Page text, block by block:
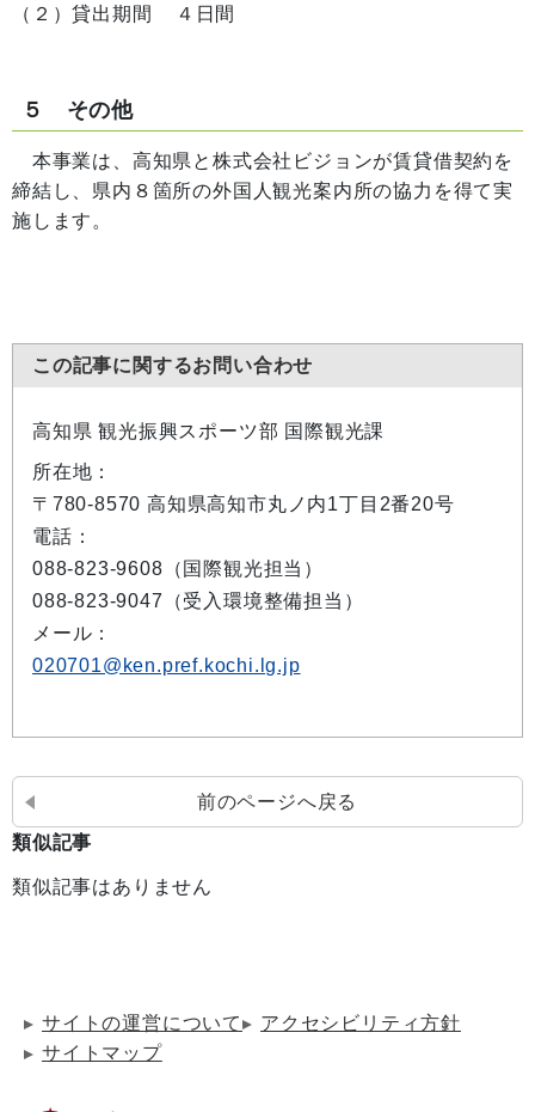
（２）貸出期間 ４日間
５ その他
本事業は、高知県と株式会社ビジョンが賃貸借契約を
締結し、県内８箇所の外国人観光案内所の協力を得て実
施します。
この記事に関するお問い合わせ
高知県 観光振興スポーツ部 国際観光課
所在地：
〒780-8570 高知県高知市丸ノ内1丁目2番20号
電話：
088-823-9608（国際観光担当）
088-823-9047（受入環境整備担当）
メール：
020701@ken.pref.kochi.lg.jp
前のページへ戻る
類似記事
類似記事はありません
サイトの運営について
アクセシビリティ方針
サイトマップ